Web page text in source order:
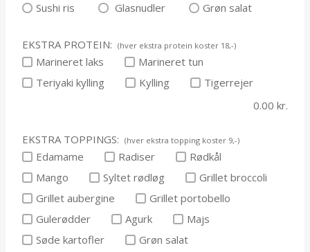
Sushi ris Glasnudler Grøn salat
EKSTRA PROTEIN: (hver ekstra protein koster 18,-)
Marineret laks
Marineret tun
Teriyaki kylling
Kylling
Tigerrejer
0.00 kr.
EKSTRA TOPPINGS: (hver ekstra topping koster 9,-)
Edamame Radiser
Rødkål
Mango
Syltet rødløg
Grillet broccoli
Grillet aubergine
Grillet portobello
Gulerødder
Agurk
Majs
Søde kartofler
Grøn salat